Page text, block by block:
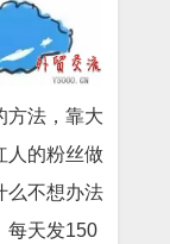
方法，靠大
人的粉丝做
么不想办法
每天发150